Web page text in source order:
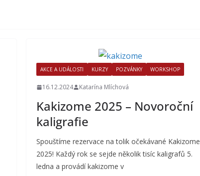
AKCE A UDÁLOSTI KURZY POZVÁNKY WORKSHOP
16.12.2024 Katarína Mlíchová
Kakizome 2025 – Novoroční
kaligrafie
Spouštíme rezervace na tolik očekávané Kakizome
2025! Každý rok se sejde několik tisíc kaligrafů 5.
ledna a provádí kakizome v